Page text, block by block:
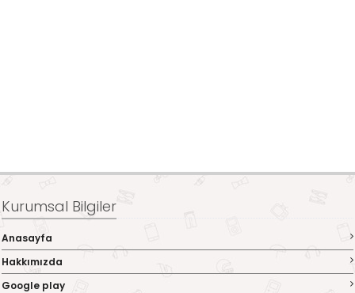
Kurumsal Bilgiler
Anasayfa
Hakkımızda
Google play